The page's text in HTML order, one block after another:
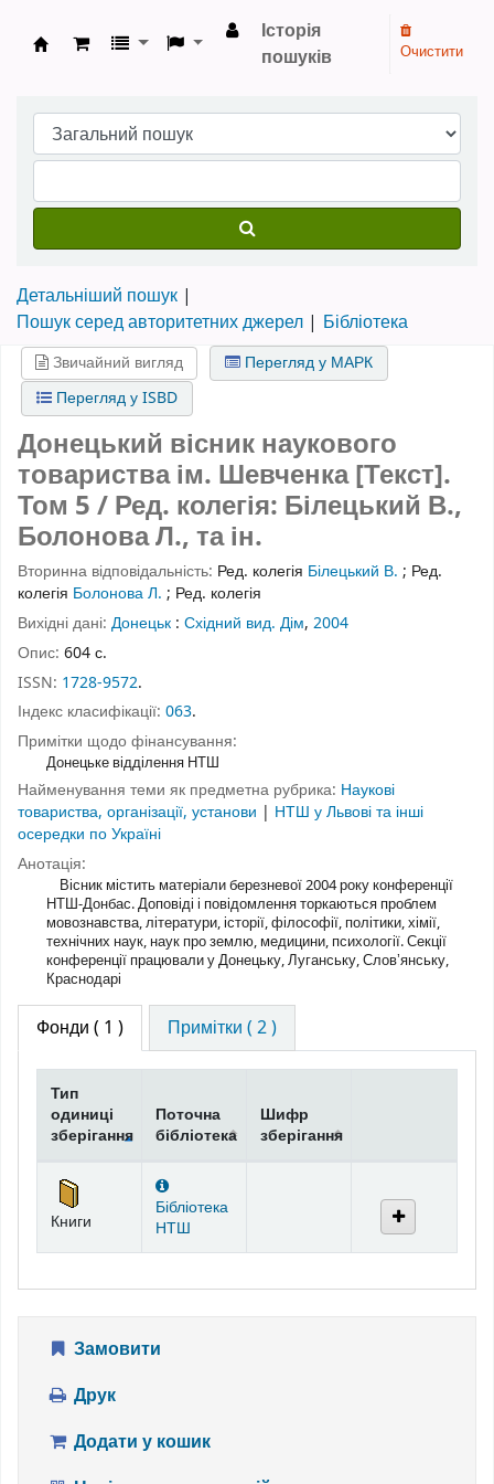
Бібліотека НТШ › Електронний каталог
Історія
пошуків
Очистити
Детальніший пошук
Пошук серед авторитетних джерел
Бібліотека
Звичайний вигляд
Перегляд у МАРК
Перегляд у ISBD
Донецький вісник наукового
товариства ім. Шевченка [Текст].
Том 5/ Ред. колегія: Білецький В.,
Болонова Л., та ін.
Вторинна відповідальність: Ред. колегія Білецький В. ; Ред.
колегія Болонова Л. ; Ред. колегія
Вихідні дані: Донецьк : Східний вид. Дім, 2004
Опис: 604 с.
ISSN: 1728-9572.
Індекс класифікації: 063.
Примітки щодо фінансування:
Донецьке відділення НТШ
Найменування теми як предметна рубрика: Наукові
товариства, організації, установи | НТШ у Львові та інші
осередки по Україні
Анотація:
Вісник містить матеріали березневої 2004 року конференції
НТШ-Донбас. Доповіді і повідомлення торкаються проблем
мовознавства, літератури, історії, філософії, політики, хімії,
технічних наук, наук про землю, медицини, психології. Секції
конференції працювали у Донецьку, Луганську, Словʼянську,
Краснодарі
Фонди ( 1 ) Примітки ( 2 )
Тип
одиниці
зберігання
Поточна
бібліотека
Шифр
зберігання
Книги
Бібліотека
НТШ
Замовити
Друк
Додати у кошик